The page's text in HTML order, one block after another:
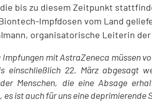
bis zu diesem Zeitpunkt
Impfdosen vom Land
organisatorische Leiterin der
Impfungen mit AstraZeneca müssen
einschließlich 22. März abgesagt
Menschen, die eine Absage
es ist auch für uns eine deprimierende